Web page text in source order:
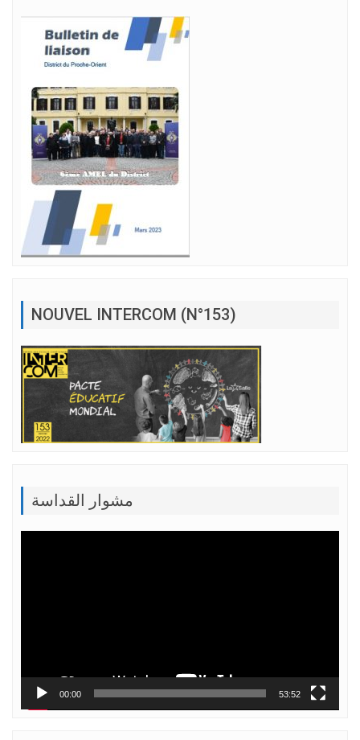
NOUVEL INTERCOM (N°153)
مشوار القداسة
00:00 53:52